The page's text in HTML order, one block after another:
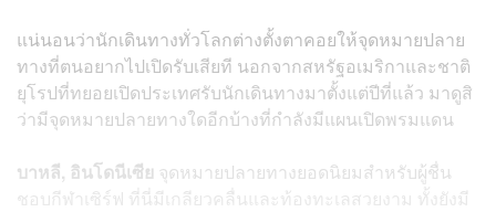
แน่นอนว่านักเดินทางทั่วโลกต่างตั้งตาคอยให้จุดหมายปลาย
ทางที่ตนอยากไปเปิดรับเสียที นอกจากสหรัฐอเมริกาและชาติ
ยุโรปที่ทยอยเปิดประเทศรับนักเดินทางมาตั้งแต่ปีที่แล้ว มาดูสิ
ว่ามีจุดหมายปลายทางใดอีกบ้างที่กำลังมีแผนเปิดพรมแดน
บาหลี, อินโดนีเซีย จุดหมายปลายทางยอดนิยมสำหรับผู้ชื่น
ชอบกีฬาเซิร์ฟ ที่นี่มีเกลียวคลื่นและท้องทะเลสวยงาม ทั้งยังมี